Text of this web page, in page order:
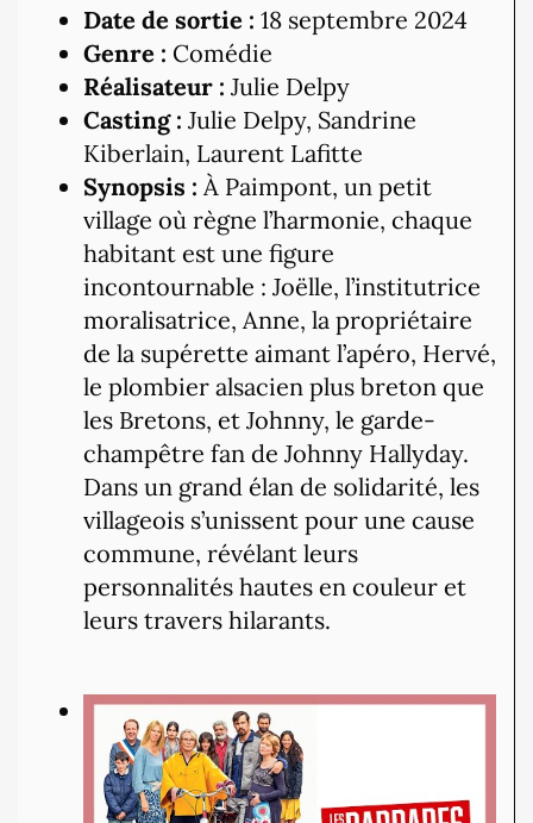
Date de sortie : 18 septembre 2024
Genre : Comédie
Réalisateur : Julie Delpy
Casting : Julie Delpy, Sandrine
Kiberlain, Laurent Lafitte
Synopsis : À Paimpont, un petit
village où règne l’harmonie, chaque
habitant est une figure
incontournable : Joëlle, l’institutrice
moralisatrice, Anne, la propriétaire
de la supérette aimant l’apéro, Hervé,
le plombier alsacien plus breton que
les Bretons, et Johnny, le garde-
champêtre fan de Johnny Hallyday.
Dans un grand élan de solidarité, les
villageois s’unissent pour une cause
commune, révélant leurs
personnalités hautes en couleur et
leurs travers hilarants.